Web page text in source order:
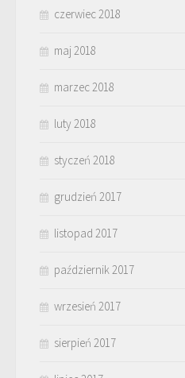
czerwiec 2018
maj 2018
marzec 2018
luty 2018
styczeń 2018
grudzień 2017
listopad 2017
październik 2017
wrzesień 2017
sierpień 2017